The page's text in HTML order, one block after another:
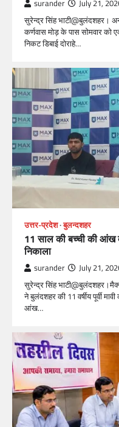
surander July 21,
सुरेन्द्र सिंह भाटी@बुलंदशहर।
कर्णवास मोड़ के पास सोमवार
निकट डिबाई दोराहे…
उत्तर-प्रदेश बुलन्दशहर
11 साल की बच्ची की आंख
निकाला
surander July 21,
सुरेन्द्र सिंह
ने बुलंदशहर की 11 वर्षीय पूर्वी
आंख…